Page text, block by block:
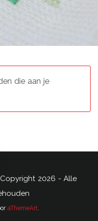
die aan je
2026 - Alle
aThemeArt.